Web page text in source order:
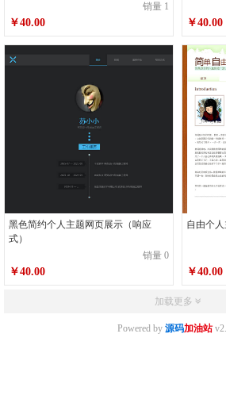
销量 1
￥40.00 ￥40.00
黑色简约个人主题网页展示（响应
式）
销量 0
￥40.00
自由个人
￥40.00
加载更多
Powered by 源码加油站